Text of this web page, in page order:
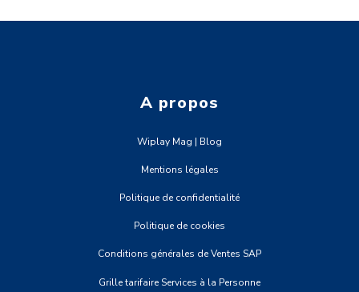
A propos
Wiplay Mag | Blog
Mentions légales
Politique de confidentialité
Politique de cookies
Conditions générales de Ventes SAP
Grille tarifaire Services à la Personne